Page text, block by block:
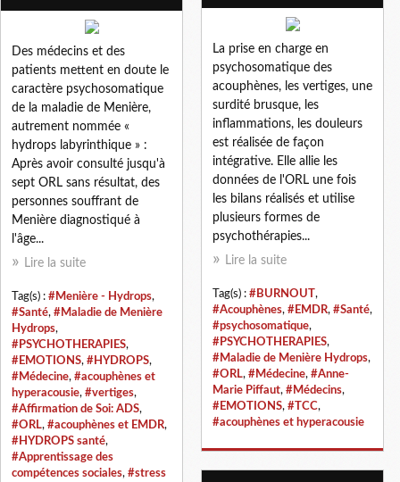
La prise en charge en
psychosomatique des
acouphènes, les vertiges, une
surdité brusque, les
inflammations, les douleurs
est réalisée de façon
intégrative. Elle allie les
données de l'ORL une fois
les bilans réalisés et utilise
plusieurs formes de
psychothérapies...
Lire la suite
Tag(s) : #BURNOUT,
#Acouphènes, #EMDR, #Santé,
#psychosomatique,
#PSYCHOTHERAPIES,
#Maladie de Menière Hydrops,
#ORL, #Médecine, #Anne-
Marie Piffaut, #Médecins,
#EMOTIONS, #TCC,
#acouphènes et hyperacousie
Des médecins et des
patients mettent en doute le
caractère psychosomatique
de la maladie de Menière,
autrement nommée «
hydrops labyrinthique » :
Après avoir consulté jusqu'à
sept ORL sans résultat, des
personnes souffrant de
Menière diagnostiqué à
l'âge...
Lire la suite
Tag(s) : #Menière - Hydrops,
#Santé, #Maladie de Menière
Hydrops,
#PSYCHOTHERAPIES,
#EMOTIONS, #HYDROPS,
#Médecine, #acouphènes et
hyperacousie, #vertiges,
#Affirmation de Soi: ADS,
#ORL, #acouphènes et EMDR,
#HYDROPS santé,
#Apprentissage des
compétences sociales, #stress